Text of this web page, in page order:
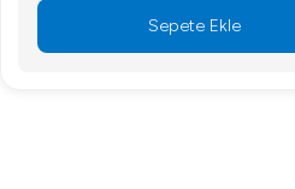
Sepete Ekle